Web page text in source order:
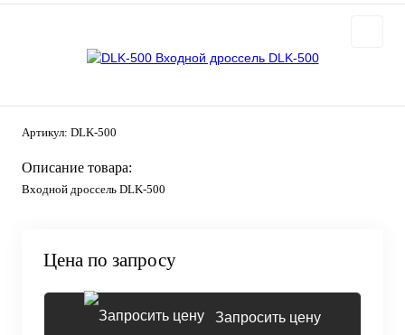
Артикул: DLK-500
Описание товара:
Входной дроссель DLK-500
Цена по запросу
Запросить цену